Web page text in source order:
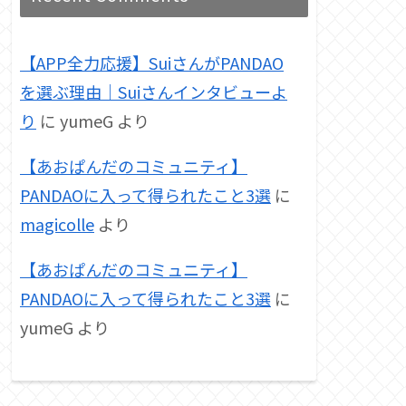
【APP全力応援】SuiさんがPANDAO
を選ぶ理由｜Suiさんインタビューよ
り に yumeG より
【あおぱんだのコミュニティ】
PANDAOに入って得られたこと3選 に
magicolle より
【あおぱんだのコミュニティ】
PANDAOに入って得られたこと3選 に
yumeG より